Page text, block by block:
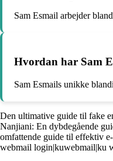
Sam Esmail arbejder
Hvordan har Sam
Sam Esmails unikke
Den ultimative guide til fake
Nanjiani: En dybdegående
omfattende guide til effektiv
webmail login|kuwebmail|ku